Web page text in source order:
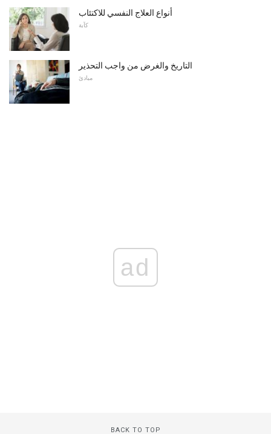
أنواع العلاج النفسي للاكتئاب
كآبة
التاريخ والغرض من واجب التحذير
مبادئ
ad
BACK TO TOP